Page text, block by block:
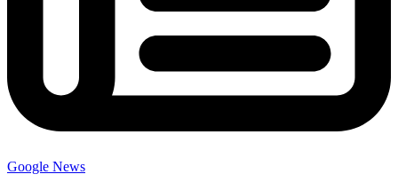
Google News